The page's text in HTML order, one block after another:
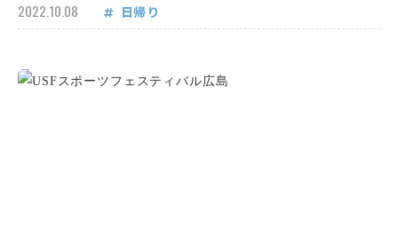
2022.10.08 日帰り